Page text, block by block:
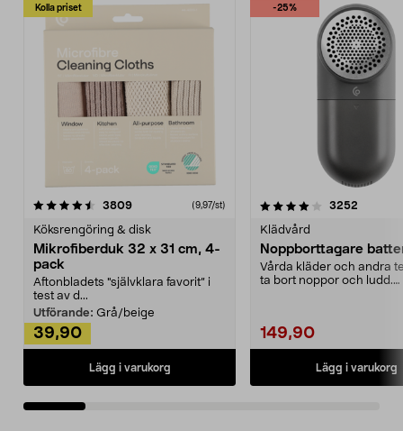
Kolla priset
3809recensioner (9,97/st)
Köksrengöring & disk
Mikrofiberduk 32 x 31 cm, 4-
pack
Aftonbladets "självklara favorit” i
test av d...
Utförande: Grå/beige
39,90
Lägg i varukorg
-25%
4.0av 5 stjärnor 3252
Klädvård
Noppborttagare
Vårda kläder och andra
ta bort noppor och ludd.
149,90
Lägg i varukorg
4.5av 5 stjärnor